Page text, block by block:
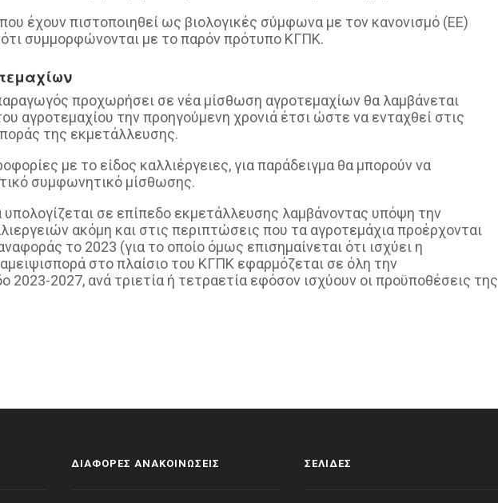
έχουν πιστοποιηθεί ως βιολογικές σύμφωνα με τον κανονισμό (ΕΕ)
συμμορφώνονται με το παρόν πρότυπο ΚΓΠΚ.
προχωρήσει σε νέα μίσθωση αγροτεμαχίων θα λαμβάνεται
αγροτεμαχίου την προηγούμενη χρονιά έτσι ώστε να ενταχθεί στις
της εκμετάλλευσης.
με το είδος καλλιέργειες, για παράδειγμα θα μπορούν να
συμφωνητικό μίσθωσης.
υπολογίζεται σε επίπεδο εκμετάλλευσης λαμβάνοντας υπόψη την
ακόμη και στις περιπτώσεις που τα αγροτεμάχια προέρχονται
το 2023 (για το οποίο όμως επισημαίνεται ότι ισχύει η
στο πλαίσιο του ΚΓΠΚ εφαρμόζεται σε όλη την
2023-2027, ανά τριετία ή τετραετία εφόσον ισχύουν οι προϋποθέσεις της
ΔΙΑΦΟΡΕΣ ΑΝΑΚΟΙΝΩΣΕΙΣ ΣΕΛΙΔΕΣ